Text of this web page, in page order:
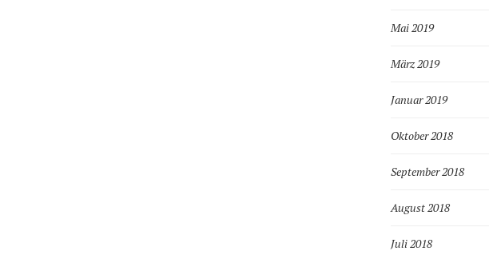
Mai 2019
März 2019
Januar 2019
Oktober 2018
September 2018
August 2018
Juli 2018